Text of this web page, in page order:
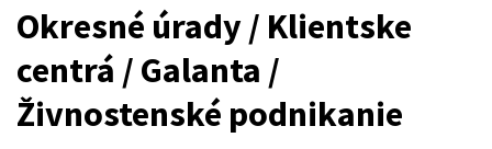
Okresné úrady / Klientske
centrá / Galanta /
Živnostenské podnikanie